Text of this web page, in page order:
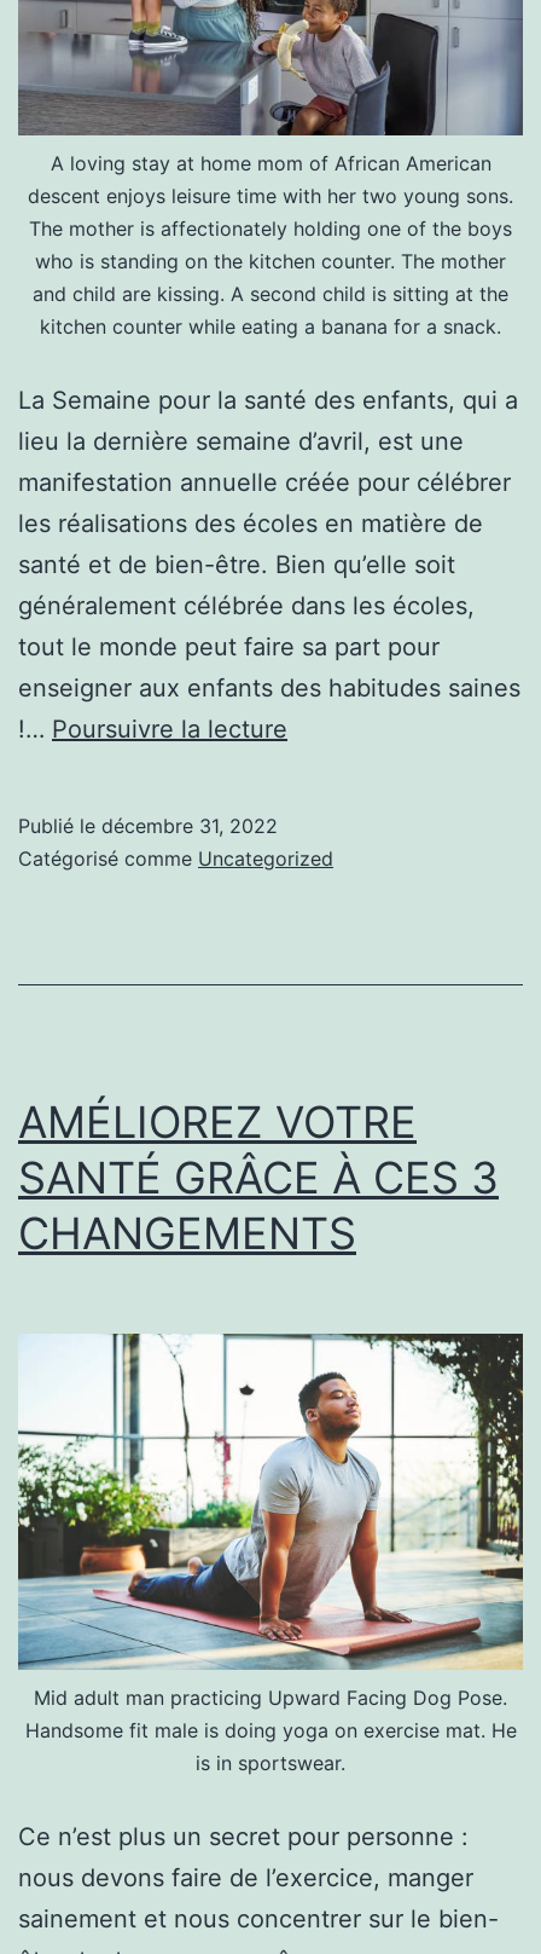
A loving stay at home mom of African American
descent enjoys leisure time with her two young sons.
The mother is affectionately holding one of the boys
who is standing on the kitchen counter. The mother
and child are kissing. A second child is sitting at the
kitchen counter while eating a banana for a snack.
La Semaine pour la santé des enfants, qui a
lieu la dernière semaine d’avril, est une
manifestation annuelle créée pour célébrer
les réalisations des écoles en matière de
santé et de bien-être. Bien qu’elle soit
généralement célébrée dans les écoles,
tout le monde peut faire sa part pour
enseigner aux enfants des habitudes saines
!… Poursuivre la lecture
EN
Publié le décembre 31, 2022
Catégorisé comme Uncategorized
AMÉLIOREZ VOTRE
SANTÉ GRÂCE À CES 3
CHANGEMENTS
Mid adult man practicing Upward Facing Dog Pose.
Handsome fit male is doing yoga on exercise mat. He
is in sportswear.
Ce n’est plus un secret pour personne :
nous devons faire de l’exercice, manger
sainement et nous concentrer sur le bien-